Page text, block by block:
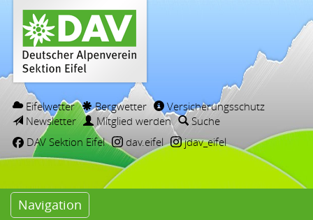
Eifelwetter Bergwetter
Versicherungsschutz
Newsletter
Mitglied werden
Suche
DAV Sektion Eifel
dav.eifel jdav_eifel
Navigation